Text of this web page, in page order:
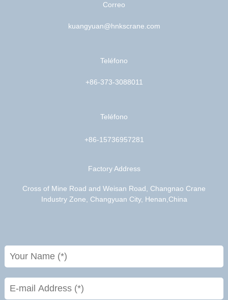
Correo
kuangyuan@hnkscrane.com
Teléfono
+86-373-3088011
Teléfono
+86-15736957281
Factory Address
Cross of Mine Road and Weisan Road, Changnao Crane
Industry Zone, Changyuan City, Henan,China